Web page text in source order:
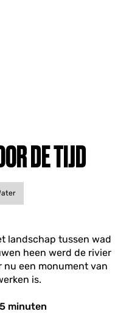
DE TIJD
landschap tussen wad
heen werd de rivier
nu een monument van
is.
minuten